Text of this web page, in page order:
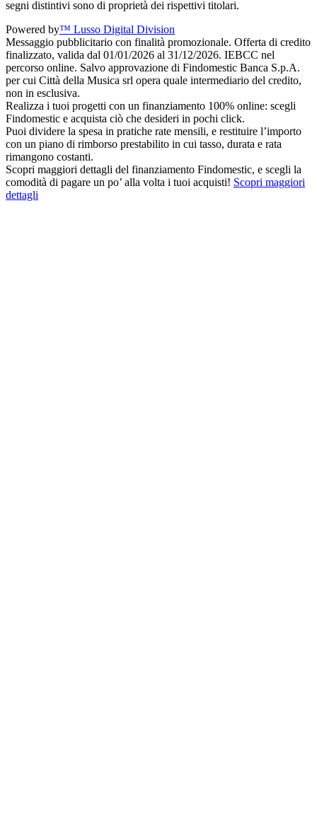
segni distintivi sono di proprietà dei rispettivi titolari.
Powered by™ Lusso Digital Division
Messaggio pubblicitario con finalità promozionale. Offerta di credito
finalizzato, valida dal 01/01/2026 al 31/12/2026. IEBCC nel
percorso online. Salvo approvazione di Findomestic Banca S.p.A.
per cui Città della Musica srl opera quale intermediario del credito,
non in esclusiva.
Realizza i tuoi progetti con un finanziamento 100% online: scegli
Findomestic e acquista ciò che desideri in pochi click.
Puoi dividere la spesa in pratiche rate mensili, e restituire l’importo
con un piano di rimborso prestabilito in cui tasso, durata e rata
rimangono costanti.
Scopri maggiori dettagli del finanziamento Findomestic, e scegli la
comodità di pagare un po’ alla volta i tuoi acquisti! Scopri maggiori
dettagli